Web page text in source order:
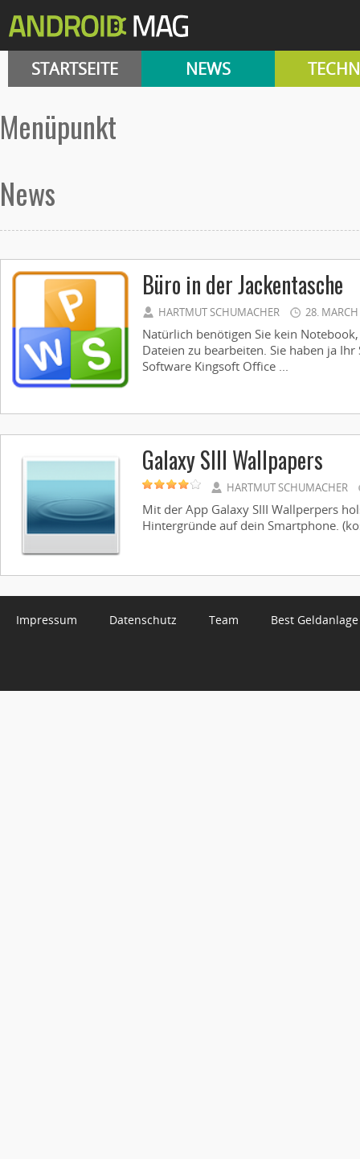
STARTSEITE NEWS
Menüpunkt
News
Büro in der Jackentasche
HARTMUT SCHUMACHER 28.
Natürlich benötigen Sie kein
Dateien zu bearbeiten. Sie haben ja
Software Kingsoft Office ...
Galaxy SIII Wallpapers
HARTMUT SCHUMACHER
Mit der App Galaxy SIII Wallperpers
Hintergründe auf dein Smartphone.
Impressum Datenschutz Team Best Geldanlage